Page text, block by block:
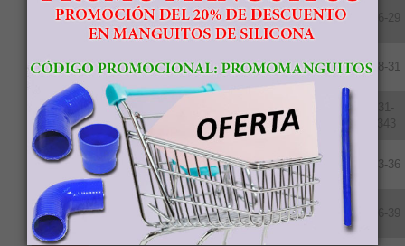
28UH
10.2-
10.8
1.02-
1.08
9.6 764 ≥25 ≥1990 26-29
30UH
10.8-
11.3
1.08-
1.13
10.2 812 ≥25 ≥1990 28-31
33UH
11.3-
11.7
1.13-
1.17
10.7 852 ≥25 ≥1990
31-
343
35UH
11.8-
12.2
1.18-
1.22
10.8 860 ≥25 ≥1990 33-36
38UH
12.2-
1.22-
1.25
11.0 876 ≥25 ≥1990 36-39